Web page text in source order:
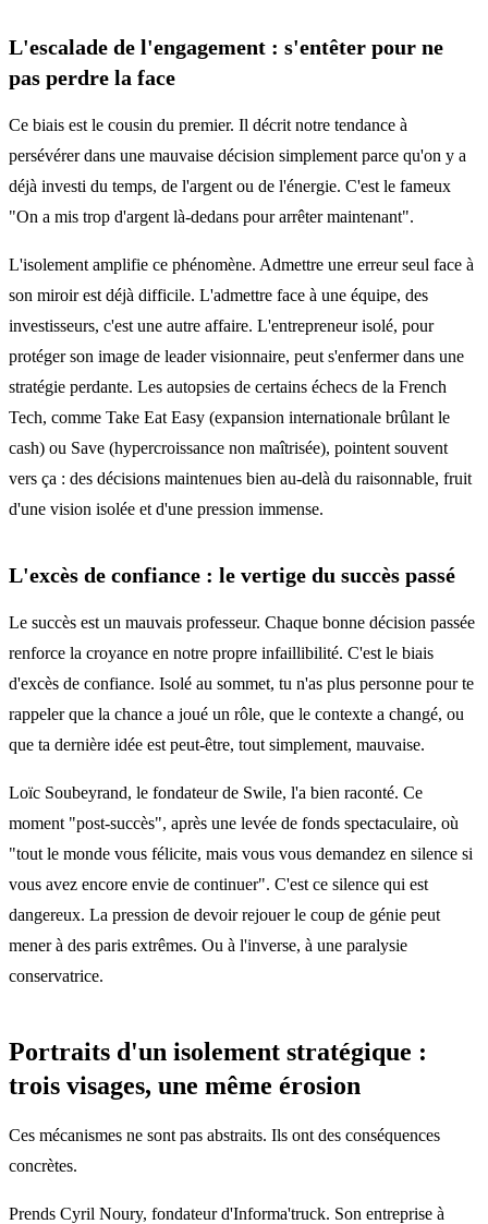
L'escalade de l'engagement : s'entêter pour ne
pas perdre la face
Ce biais est le cousin du premier. Il décrit notre tendance à
persévérer dans une mauvaise décision simplement parce qu'on y a
déjà investi du temps, de l'argent ou de l'énergie. C'est le fameux
"On a mis trop d'argent là-dedans pour arrêter maintenant".
L'isolement amplifie ce phénomène. Admettre une erreur seul face à
son miroir est déjà difficile. L'admettre face à une équipe, des
investisseurs, c'est une autre affaire. L'entrepreneur isolé, pour
protéger son image de leader visionnaire, peut s'enfermer dans une
stratégie perdante. Les autopsies de certains échecs de la French
Tech, comme Take Eat Easy (expansion internationale brûlant le
cash) ou Save (hypercroissance non maîtrisée), pointent souvent
vers ça : des décisions maintenues bien au-delà du raisonnable, fruit
d'une vision isolée et d'une pression immense.
L'excès de confiance : le vertige du succès passé
Le succès est un mauvais professeur. Chaque bonne décision passée
renforce la croyance en notre propre infaillibilité. C'est le biais
d'excès de confiance. Isolé au sommet, tu n'as plus personne pour te
rappeler que la chance a joué un rôle, que le contexte a changé, ou
que ta dernière idée est peut-être, tout simplement, mauvaise.
Loïc Soubeyrand, le fondateur de Swile, l'a bien raconté. Ce
moment "post-succès", après une levée de fonds spectaculaire, où
"tout le monde vous félicite, mais vous vous demandez en silence si
vous avez encore envie de continuer". C'est ce silence qui est
dangereux. La pression de devoir rejouer le coup de génie peut
mener à des paris extrêmes. Ou à l'inverse, à une paralysie
conservatrice.
Portraits d'un isolement stratégique :
trois visages, une même érosion
Ces mécanismes ne sont pas abstraits. Ils ont des conséquences
concrètes.
Prends Cyril Noury, fondateur d'Informa'truck. Son entreprise à